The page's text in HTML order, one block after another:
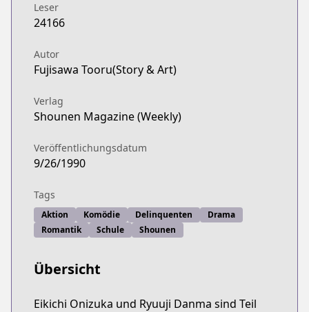
Leser
24166
Autor
Fujisawa Tooru(Story & Art)
Verlag
Shounen Magazine (Weekly)
Veröffentlichungsdatum
9/26/1990
Tags
Aktion Komödie Delinquenten
Drama
Romantik
Schule Shounen
Übersicht
Eikichi Onizuka und Ryuuji Danma sind Teil